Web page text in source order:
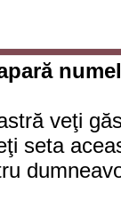
veţi
seta